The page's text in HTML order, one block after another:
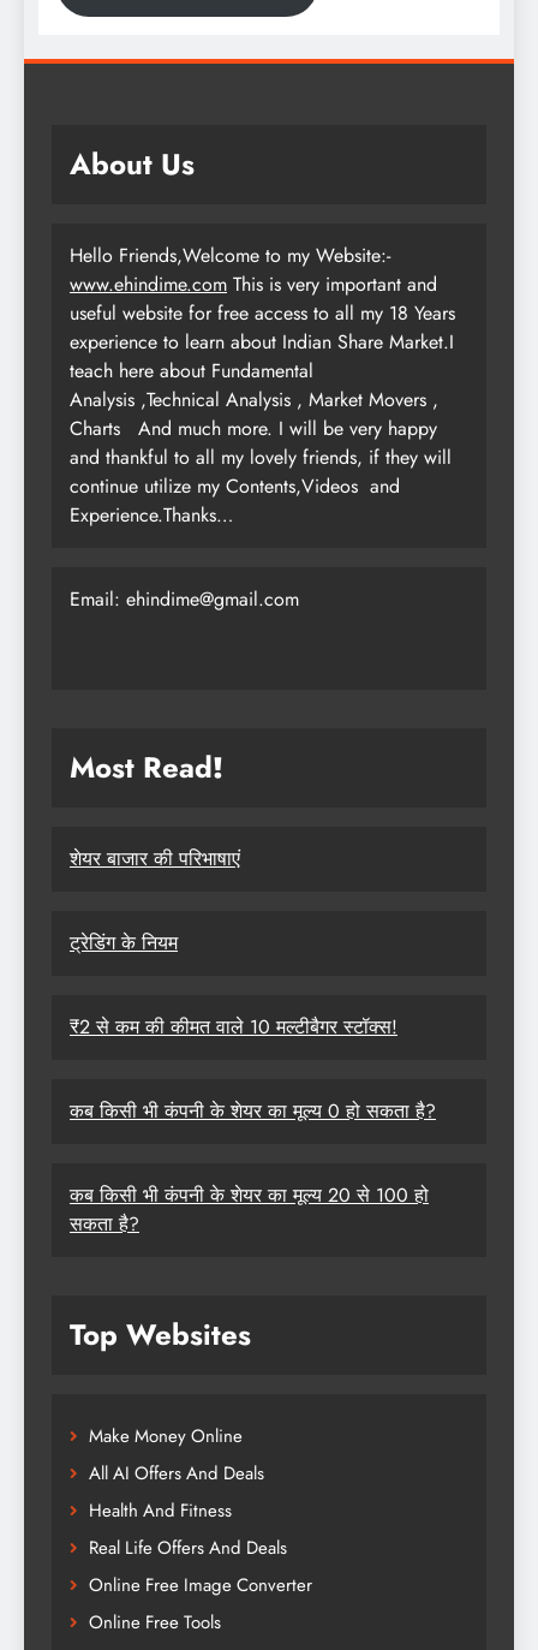
About Us
Hello Friends,Welcome to my Website:-
www.ehindime.com This is very important and
useful website for free access to all my 18 Years
experience to learn about Indian Share Market.I
teach here about Fundamental
Analysis ,Technical Analysis , Market Movers ,
Charts
And much more. I will be very happy
and thankful to all my lovely friends, if they will
continue utilize my Contents,Videos and
Experience.Thanks…
Email: ehindime@gmail.com
Most Read!
शेयर बाजार की परिभाषाएं
ट्रेडिंग के नियम
₹2 से कम की कीमत वाले 10 मल्टीबैगर स्टॉक्स!
कब किसी भी कंपनी के शेयर का मूल्य 0 हो सकता है?
कब किसी भी कंपनी के शेयर का मूल्य 20 से 100 हो
सकता है?
Top Websites
Make Money Online
All AI Offers And Deals
Health And Fitness
Real Life Offers And Deals
Online Free Image Converter
Online Free Tools